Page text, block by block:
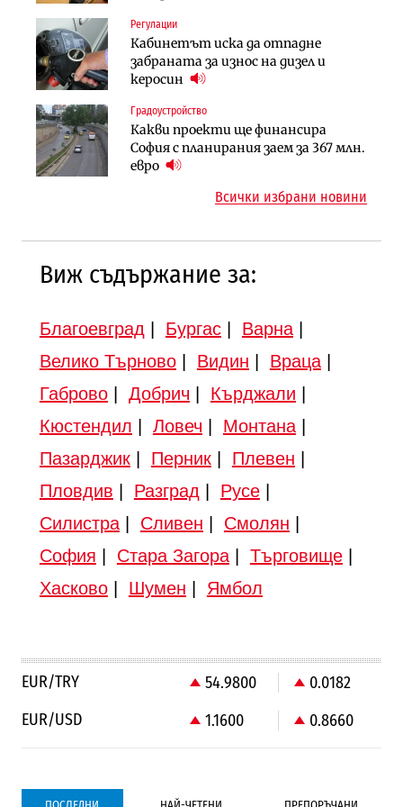
Регулации
Кабинетът иска да отпадне
забраната за износ на дизел и
керосин
Градоустройство
Какви проекти ще финансира
София с планирания заем за 367 млн.
евро
Инфраструктура
АПИ възложи промяната на
парцеларния план за
Търново
Градоустройство
Шест кандидата с интерес към
Инфраструктура
Вторият мост над Варненското
езеро става част от бъдещата
магистрала „Черно море“
Публични финанси
Регионалният министър поема „на
ръчно управление“ общинската
инвестиционна програма
Всички избрани новини
Виж съдържание за:
Благоевград Бургас| Варна|
Велико Търново| Видин Враца|
Габрово| Добрич Кърджали
Кюстендил
Ловеч Монтана|
Пазарджик| Перник| Плевен
Пловдив
Разград Русе|
Силистра| Сливен Смолян
София
Стара Загора| Търговище|
Хасково| Шумен Ямбол
EUR/TRY 54.9800
0.0182
EUR/USD
1.1600 0.8660